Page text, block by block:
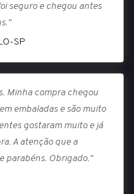
seguro e chegou antes
SP
Minha compra chegou
embaladas e são muito
gostaram muito e já
A atenção que a
parabéns. Obrigado."